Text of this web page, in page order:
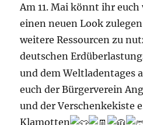
Am 11. Mai könnt ihr euch
einen neuen Look
weitere Ressourcen zu
deutschen
und dem Weltladentages
euch der Bürgerverein
und der Verschenkekiste
Klamotten